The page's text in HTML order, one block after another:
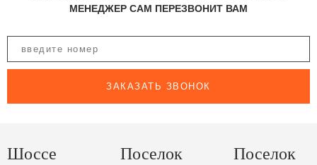
МЕНЕДЖЕР САМ ПЕРЕЗВОНИТ ВАМ
ЗАКАЗАТЬ ЗВОНОК
Шоссе Поселок Поселок